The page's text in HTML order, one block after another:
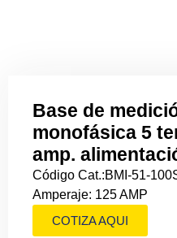
Base de
monofásica 5
amp.
Código Cat.:BMI-51-
Amperaje: 125 AMP
COTIZA AQUI